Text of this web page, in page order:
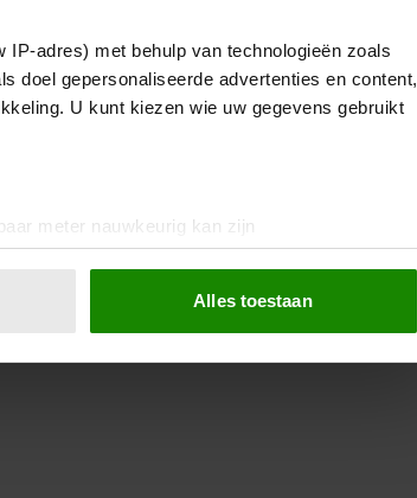
adres) met behulp van technologieën zoals
doel gepersonaliseerde advertenties en content,
U kunt kiezen wie uw gegevens gebruikt
meter nauwkeurig kan zijn
eigenschappen (fingerprinting)
Alles toestaan